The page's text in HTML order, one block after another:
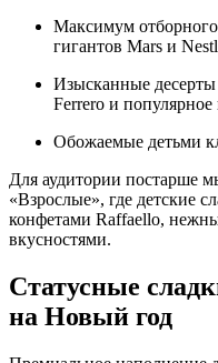
Максимум
гигантов Mars и
Изысканные
Ferrero и популярное
Обожаемые детьми
Для аудитории постарше
«Взрослые», где детские
конфетами Raffaello,
вкусностями.
Статусные
на Новый год